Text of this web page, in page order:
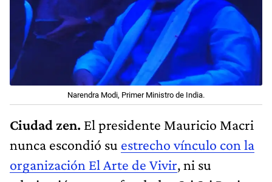
Narendra Modi, Primer Ministro de India.
Ciudad zen. El presidente Mauricio Macri
nunca escondió su estrecho vínculo con la
organización El Arte de Vivir, ni su